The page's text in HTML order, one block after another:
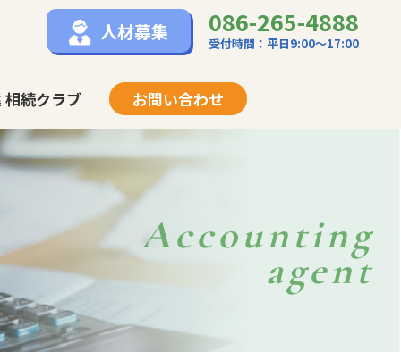
人材募集 086-265-4888
受付時間：平日9:00〜17:00
相続クラブ お問い合わせ
Accounting
agent